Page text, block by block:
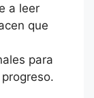
a leer
que
para